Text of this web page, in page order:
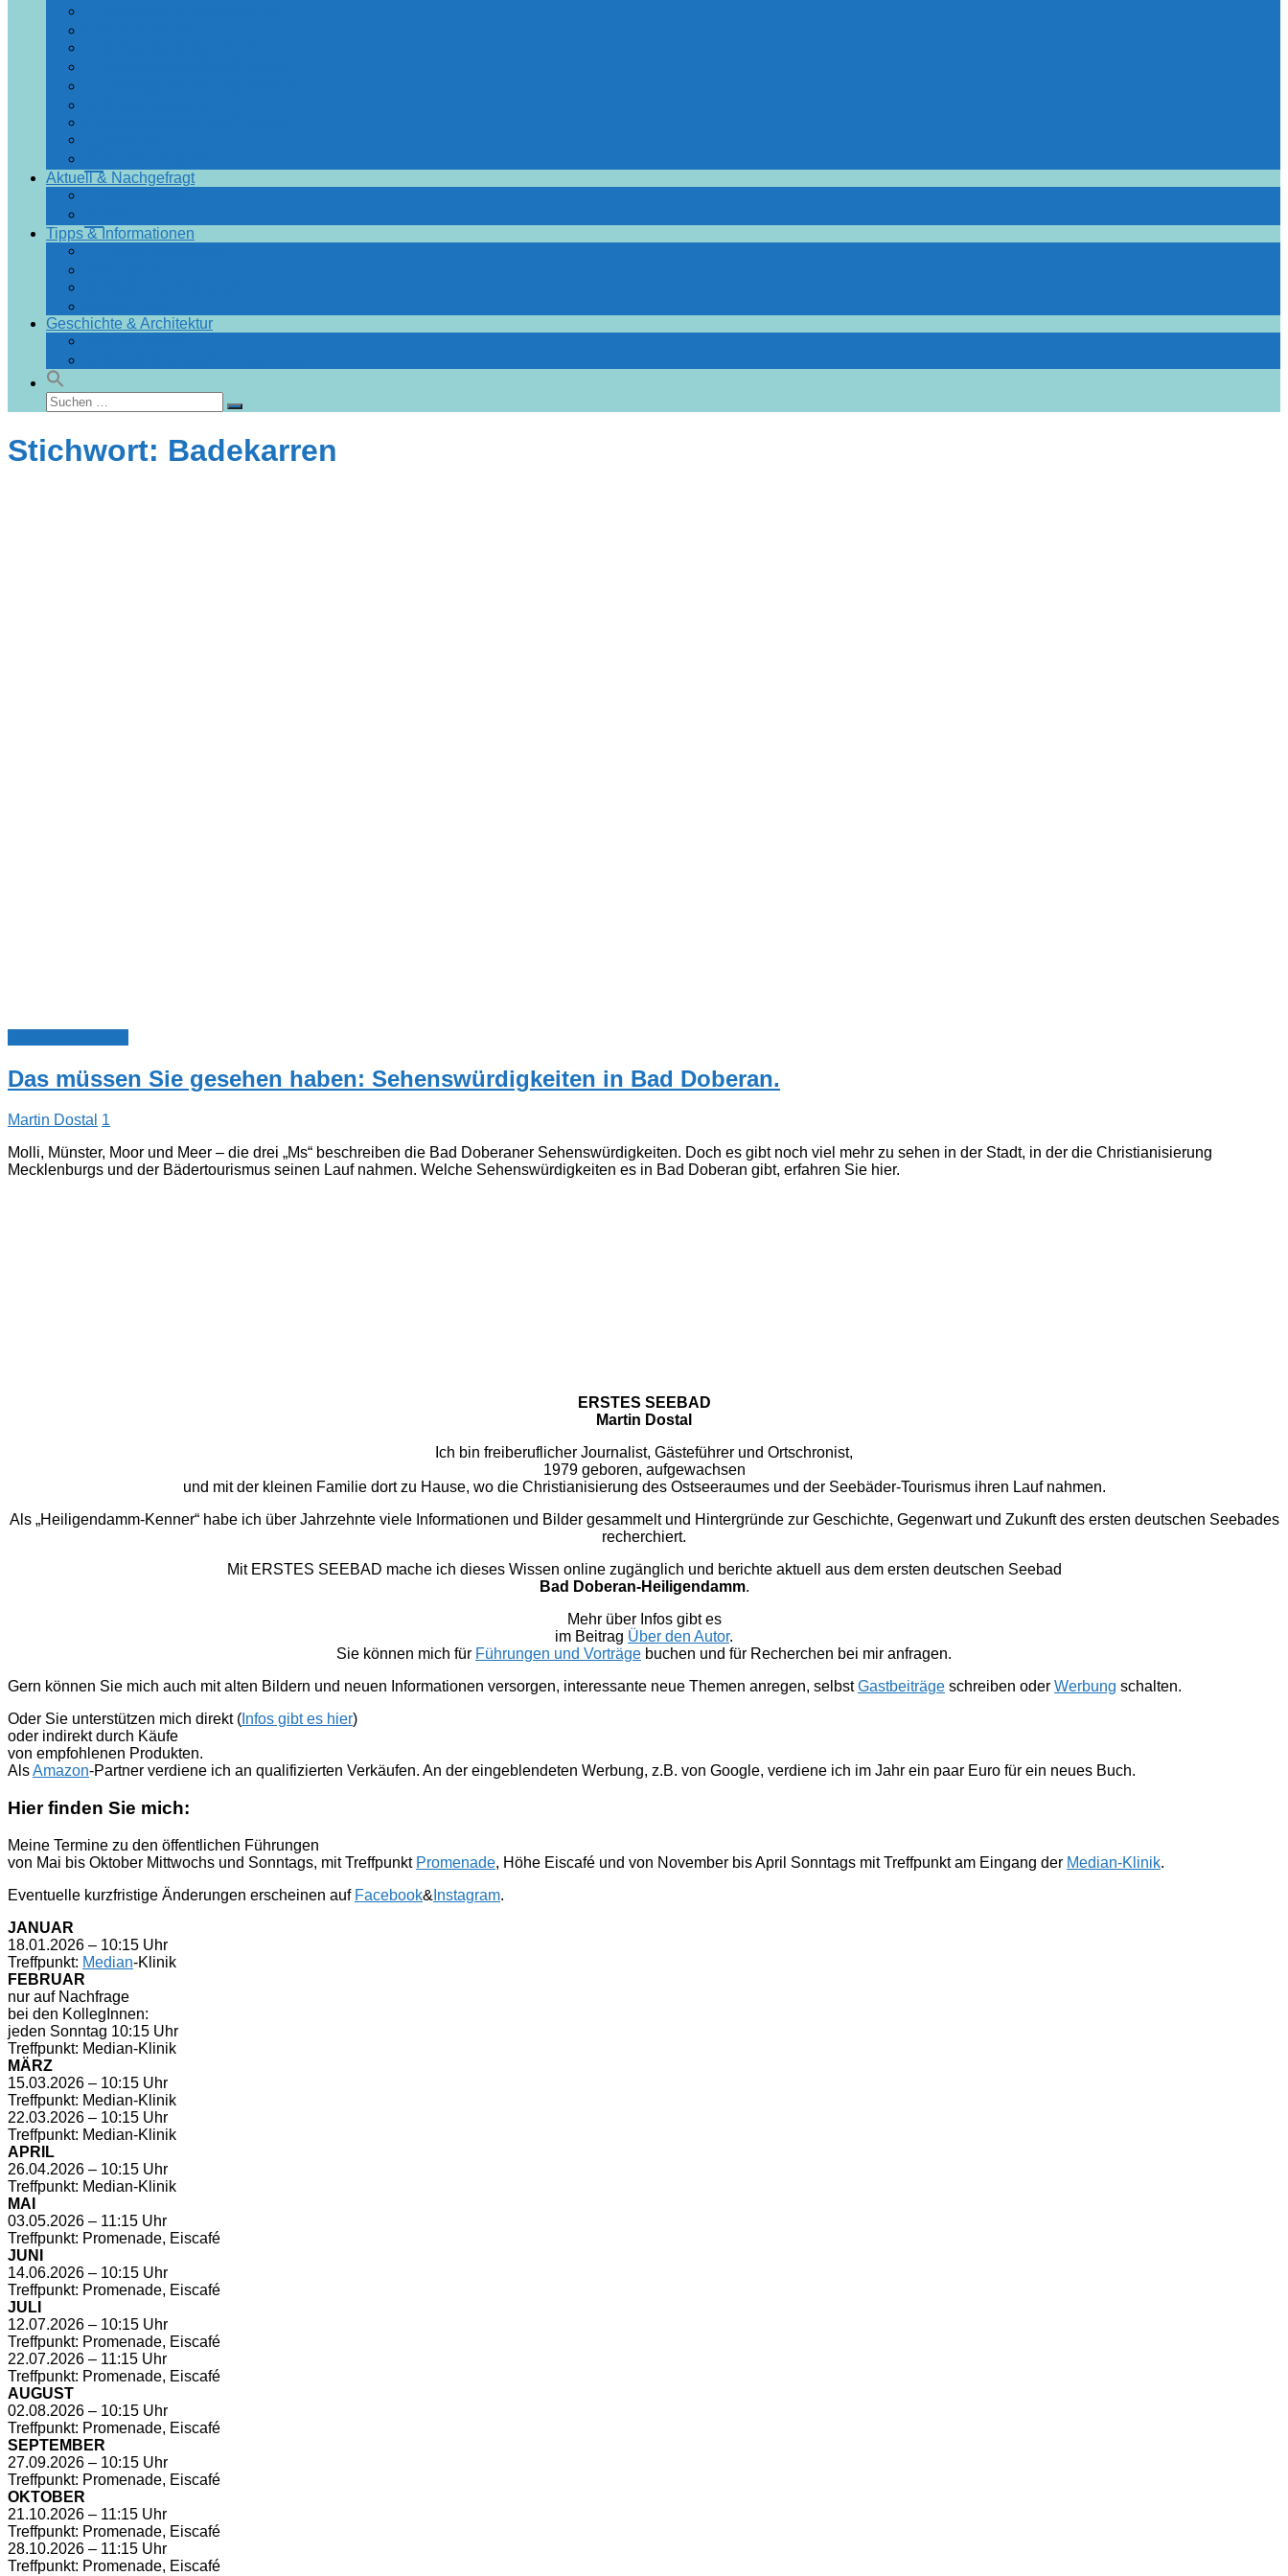
Aktuell & Nachgefragt
Tipps & Informationen
Geschichte & Architektur
Suchen
nach:
Suchen
Stichwort: Badekarren
Das müssen Sie gesehen haben: Sehenswürdigkeiten in Bad Doberan.
Martin Dostal 1
Molli, Münster, Moor und Meer – die drei „Ms“ beschreiben die Bad Doberaner Sehenswürdigkeiten. Doch es gibt noch viel mehr zu sehen in der Stadt, in der die Christianisierung
Mecklenburgs und der Bädertourismus seinen Lauf nahmen. Welche Sehenswürdigkeiten es in Bad Doberan gibt, erfahren Sie hier.
ERSTES SEEBAD
Martin Dostal
Ich bin freiberuflicher Journalist, Gästeführer und Ortschronist,
1979 geboren, aufgewachsen
und mit der kleinen Familie dort zu Hause, wo die Christianisierung des Ostseeraumes und der Seebäder-Tourismus ihren Lauf nahmen.
Als „Heiligendamm-Kenner“ habe ich über Jahrzehnte viele Informationen und Bilder gesammelt und Hintergründe zur Geschichte, Gegenwart und Zukunft des ersten deutschen Seebades
recherchiert.
Mit ERSTES SEEBAD mache ich dieses Wissen online zugänglich und berichte aktuell aus dem ersten deutschen Seebad
Bad Doberan-Heiligendamm.
Mehr über Infos gibt es
im Beitrag Über den Autor.
Sie können mich für Führungen und Vorträge buchen und für Recherchen bei mir anfragen.
Gern können Sie mich auch mit alten Bildern und neuen Informationen versorgen, interessante neue Themen anregen, selbstGastbeiträge schreiben oder Werbung schalten.
Oder Sie unterstützen mich direkt ( Infos gibt es hier)
oder indirekt durch Käufe
von empfohlenen Produkten.
AlsAmazon-Partner verdiene ich an qualifizierten Verkäufen. An der eingeblendeten Werbung, z.B. von Google, verdiene ich im Jahr ein paar Euro für ein neues Buch.
Hier finden Sie mich:
Meine Termine zu den öffentlichen Führungen
von Mai bis Oktober Mittwochs und Sonntags, mit Treffpunkt Promenade, Höhe Eiscafé und von November bis April Sonntags mit Treffpunkt am Eingang der Median-Klinik.
Eventuelle kurzfristige Änderungen erscheinen auf Facebook& Instagram.
JANUAR
18.01.2026 – 10:15 Uhr
Treffpunkt: Median-Klinik
FEBRUAR
nur auf Nachfrage
bei den KollegInnen:
jeden Sonntag 10:15 Uhr
Treffpunkt: Median-Klinik
MÄRZ
15.03.2026 – 10:15 Uhr
Treffpunkt: Median-Klinik
22.03.2026 – 10:15 Uhr
Treffpunkt: Median-Klinik
APRIL
26.04.2026 – 10:15 Uhr
Treffpunkt: Median-Klinik
MAI
03.05.2026 – 11:15 Uhr
Treffpunkt: Promenade, Eiscafé
JUNI
14.06.2026 – 10:15 Uhr
Treffpunkt: Promenade, Eiscafé
JULI
12.07.2026 – 10:15 Uhr
Treffpunkt: Promenade, Eiscafé
22.07.2026 – 11:15 Uhr
Treffpunkt: Promenade, Eiscafé
AUGUST
02.08.2026 – 10:15 Uhr
Treffpunkt: Promenade, Eiscafé
SEPTEMBER
27.09.2026 – 10:15 Uhr
Treffpunkt: Promenade, Eiscafé
OKTOBER
21.10.2026 – 11:15 Uhr
Treffpunkt: Promenade, Eiscafé
28.10.2026 – 11:15 Uhr
Treffpunkt: Promenade, Eiscafé